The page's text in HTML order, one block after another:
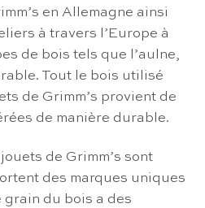
en Allemagne ainsi
à travers l’Europe à
de bois tels que l’aulne,
Tout le bois utilisé
de Grimm’s provient de
de manière durable.
de Grimm’s sont
des marques uniques
grain du bois a des